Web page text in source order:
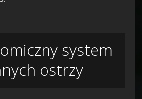
system
ostrzy